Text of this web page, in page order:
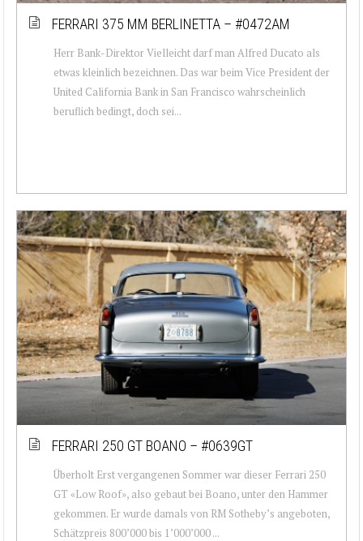
FERRARI 375 MM BERLINETTA – #0472AM
Herr Bank-Direktor Vielleicht darf man Alfred Ducato als
etwas kleinlich bezeichnen. Das war beim Vice President der
United California Bank in San Francisco wahrscheinlich
beruflich bedingt, doch sei...
FERRARI 250 GT BOANO – #0639GT
Überholt Erst vergangenen Sommer war dieser Ferrari 250
GT «Low Roof», also gebaut bei Boano, unter den Hammer
gekommen. Er wurde damals von RM Sotheby’s angeboten,
Schätzpreis 800’000 bis 1’000’000 ...